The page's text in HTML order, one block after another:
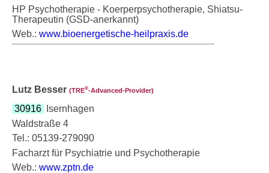
HP Psychotherapie - Koerperpsychotherapie, Shiatsu-
Therapeutin (GSD-anerkannt)
Web.: www.bioenergetische-heilpraxis.de
Lutz Besser (TRE®‑Advanced-Provider)
30916
Isernhagen
Waldstraße 4
Tel.: 05139-279090
Facharzt für Psychiatrie und Psychotherapie
Web.: www.zptn.de